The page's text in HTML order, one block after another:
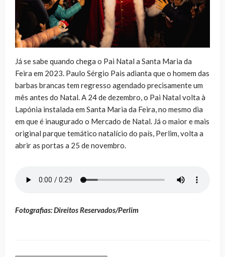
Já se sabe quando chega o Pai Natal a Santa Maria da
Feira em 2023. Paulo Sérgio Pais adianta que o homem das
barbas brancas tem regresso agendado precisamente um
mês antes do Natal. A 24 de dezembro, o Pai Natal volta à
Lapónia instalada em Santa Maria da Feira, no mesmo dia
em que é inaugurado o Mercado de Natal. Já o maior e mais
original parque temático natalício do país, Perlim, volta a
abrir as portas a 25 de novembro.
Fotografias: Direitos Reservados/Perlim